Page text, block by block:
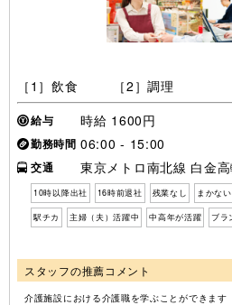
［1］飲食 ［2］調理
給与 時給 1600円
勤務時間 06:00 - 15:00
交通 東京メトロ南北線 白金
10時以降出社 16時前退社 残業なし まかな
駅チカ 主婦（夫）活躍中 中高年が活躍 ブラ
スタッフの推薦コメント
介護施設における介護職を学ぶことができます